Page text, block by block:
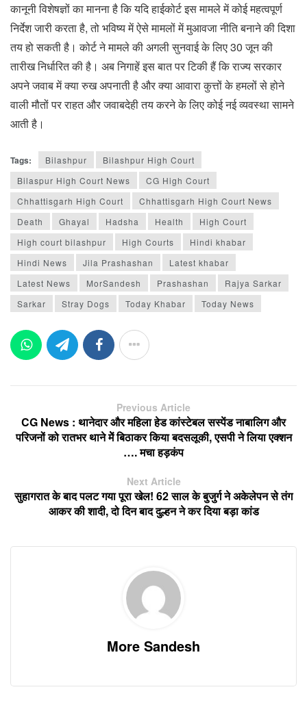
कानूनी विशेषज्ञों का मानना है कि यदि हाईकोर्ट इस मामले में कोई महत्वपूर्ण
निर्देश जारी करता है, तो भविष्य में ऐसे मामलों में मुआवजा नीति बनाने की दिशा
तय हो सकती है। कोर्ट ने मामले की अगली सुनवाई के लिए 30 जून की
तारीख निर्धारित की है। अब निगाहें इस बात पर टिकी हैं कि राज्य सरकार
अपने जवाब में क्या रुख अपनाती है और क्या आवारा कुत्तों के हमलों से होने
वाली मौतों पर राहत और जवाबदेही तय करने के लिए कोई नई व्यवस्था सामने
आती है।
Tags: Bilashpur
Bilashpur High Court
Bilaspur High Court News
CG High Court
Chhattisgarh High Court
Chhattisgarh High Court News
Death
Ghayal Hadsha Health
High Court
High court bilashpur
High Courts
Hindi khabar
Hindi News
Jila Prashashan
Latest khabar
Latest News
MorSandesh Prashashan
Rajya Sarkar
Sarkar
Stray Dogs Today Khabar Today News
Previous Article
CG News : थानेदार और महिला हेड कांस्टेबल सस्पेंड नाबालिग और
परिजनों को रातभर थाने मेें बिठाकर किया बदसलूकी, एसपी ने लिया एक्शन
…. मचा हड़कंप
Next Article
सुहागरात के बाद पलट गया पूरा खेल! 62 साल के बुजुर्ग ने अकेलेपन से तंग
आकर की शादी, दो दिन बाद दुल्हन ने कर दिया बड़ा कांड
More Sandesh